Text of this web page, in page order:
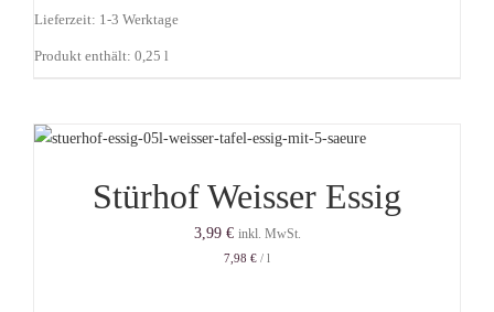
Lieferzeit: 1-3 Werktage
Produkt enthält: 0,25 l
Stürhof Weisser Essig
3,99 € inkl. MwSt.
7,98 € / l